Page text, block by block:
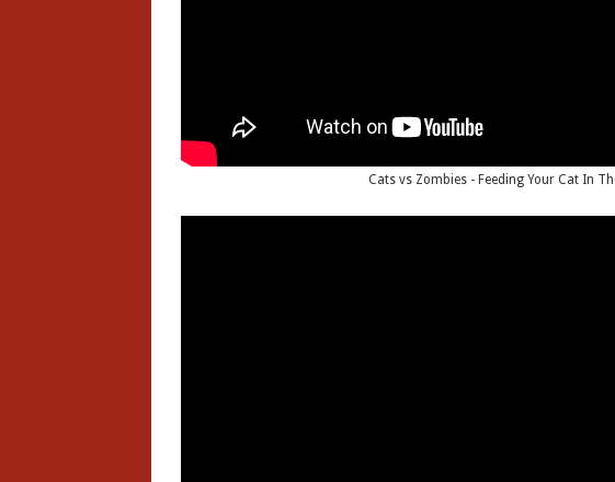
Cats vs Zombies - Feeding Your Cat In